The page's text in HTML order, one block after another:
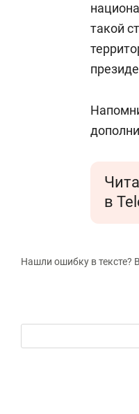
такой
в
Нашли ошибку в тексте?